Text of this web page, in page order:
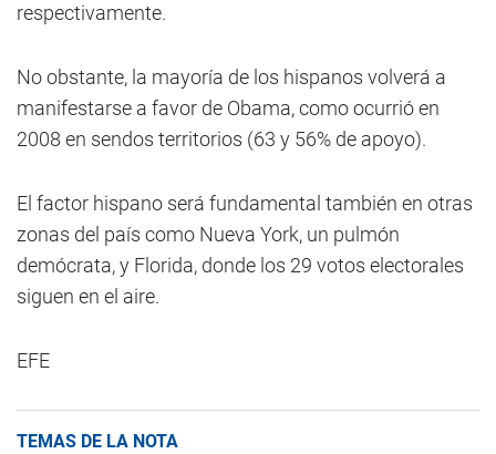
respectivamente.
No obstante, la mayoría de los hispanos volverá a
manifestarse a favor de Obama, como ocurrió en
2008 en sendos territorios (63 y 56% de apoyo).
El factor hispano será fundamental también en otras
zonas del país como Nueva York, un pulmón
demócrata, y Florida, donde los 29 votos electorales
siguen en el aire.
EFE
TEMAS DE LA NOTA